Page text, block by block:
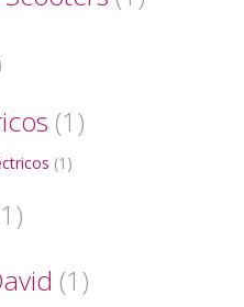
(1)
(1)
(1)